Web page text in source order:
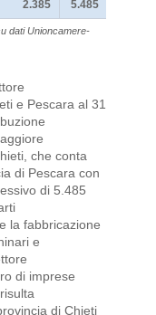
2.385 5.485
dati Unioncamere-
e Pescara al 31
che conta
di Pescara con
di 5.485
la fabbricazione
e
di imprese
di Chieti